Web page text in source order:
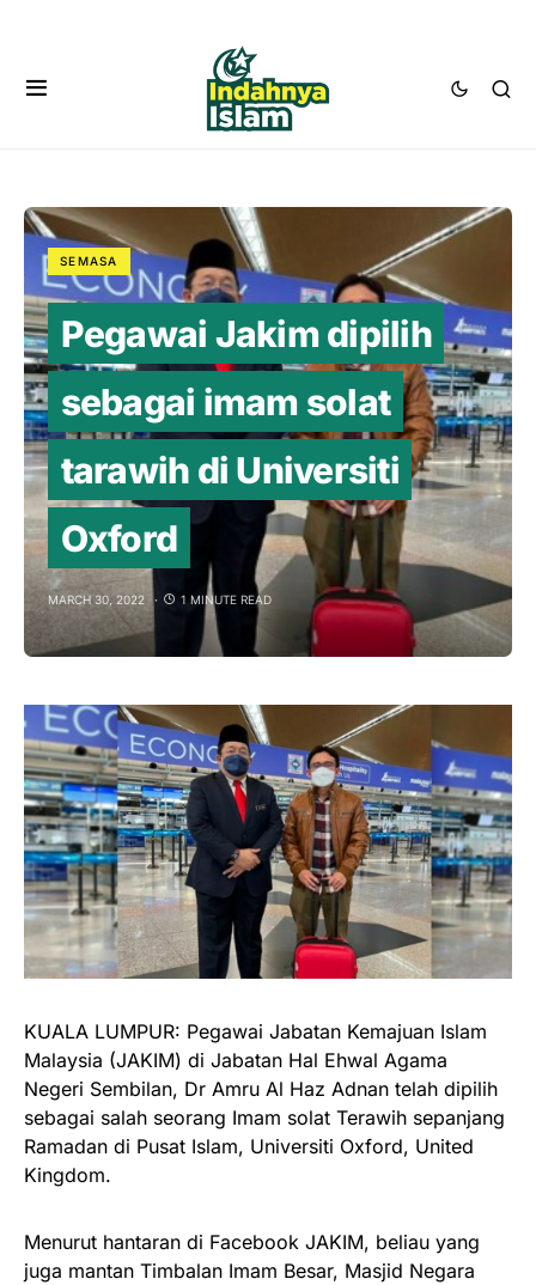
SEMASA
Pegawai Jakim dipilih
sebagai imam solat
tarawih di Universiti
Oxford
MARCH 30, 2022 1 MINUTE READ
KUALA LUMPUR: Pegawai Jabatan Kemajuan Islam
Malaysia (JAKIM) di Jabatan Hal Ehwal Agama
Negeri Sembilan, Dr Amru Al Haz Adnan telah dipilih
sebagai salah seorang Imam solat Terawih sepanjang
Ramadan di Pusat Islam, Universiti Oxford, United
Kingdom.
Menurut hantaran di Facebook JAKIM, beliau yang
juga mantan Timbalan Imam Besar, Masjid Negara